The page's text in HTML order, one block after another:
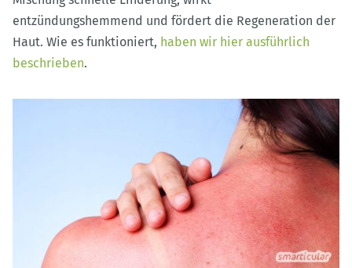
entzündungshemmend und fördert die Regeneration der
Haut. Wie es funktioniert, haben wir hier ausführlich
beschrieben.